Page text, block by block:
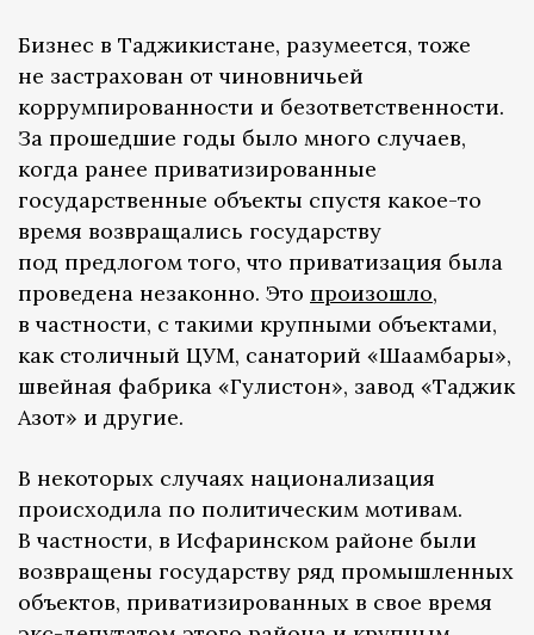
Бизнес в Таджикистане, разумеется, тоже
не застрахован от чиновничьей
коррумпированности и безответственности.
За прошедшие годы было много случаев,
когда ранее приватизированные
государственные объекты спустя какое-то
время возвращались государству
под предлогом того, что приватизация была
проведена незаконно. Это произошло,
в частности, с такими крупными объектами,
как столичный ЦУМ, санаторий «Шаамбары»,
швейная фабрика «Гулистон», завод «Таджик
Азот» и другие.
В некоторых случаях национализация
происходила по политическим мотивам.
В частности, в Исфаринском районе были
возвращены государству ряд промышленных
объектов, приватизированных в свое время